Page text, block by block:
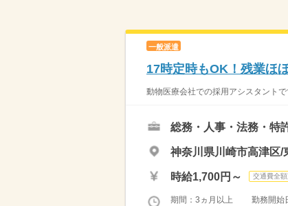
一般派遣
17時定時もOK！残業ほ
動物医療会社での採用アシスタント
総務・人事・法務・特
神奈川県川崎市高津区/
時給1,700円～ 交通費全
期間：3ヵ月以上 勤務開始